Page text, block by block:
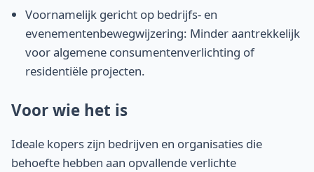
Voornamelijk gericht op bedrijfs- en
evenementenbewegwijzering: Minder aantrekkelijk
voor algemene consumentenverlichting of
residentiële projecten.
Voor wie het is
Ideale kopers zijn bedrijven en organisaties die
behoefte hebben aan opvallende verlichte